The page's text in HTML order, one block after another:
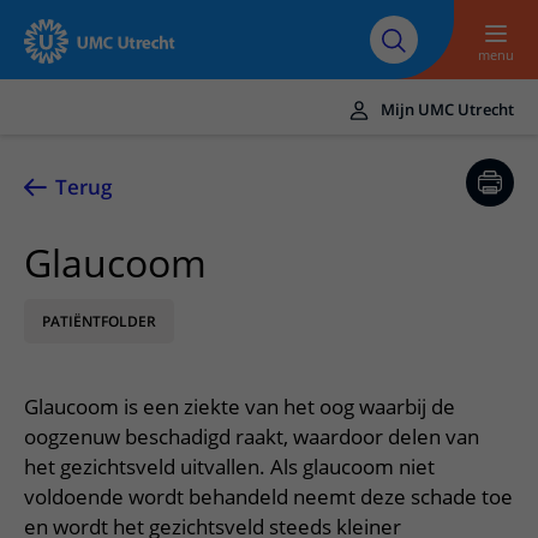
Naar hoofdinhoud
Over UMC
Utrecht
Research
Werken bij het UMC
Utrecht
menu
UMC Utrecht
Zorg en behandeling
Ziekten en aandoeningen
Poliklinieken
Verpleegafdelingen
Onze zorgverleners
Afspraak en opname
Bezoek aan de polikliniek
Opname in het ziekenhuis
Voorbereiding op uw afspraak
Op bezoek in het UMC Utrecht
Apotheek
Winkels en restaurants
Contact en route
Spoed
Contactgegevens
Verwijzers
Patiënt verwijzen
Mijn UMC Utrecht
Terug
Glaucoom
PATIËNTFOLDER
Glaucoom is een ziekte van het oog waarbij de
oogzenuw beschadigd raakt, waardoor delen van
het gezichtsveld uitvallen. Als glaucoom niet
voldoende wordt behandeld neemt deze schade toe
en wordt het gezichtsveld steeds kleiner